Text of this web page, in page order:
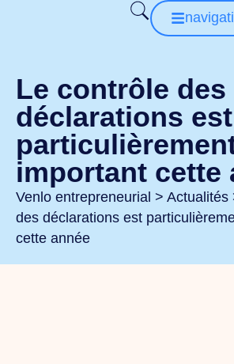
Le contrôle des
déclarations est
important cette
Venlo entrepreneurial > Actualités
des déclarations est
cette année